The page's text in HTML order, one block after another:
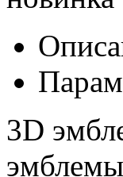
3D